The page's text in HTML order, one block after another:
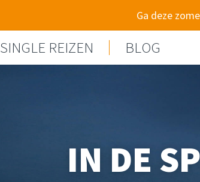
Ga deze
SINGLE REIZEN BLOG
IN DE